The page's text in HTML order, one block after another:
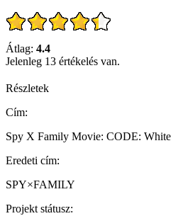
Átlag: 4.4
Jelenleg 13 értékelés van.
Részletek
Cím:
Spy X Family Movie: CODE: White
Eredeti cím:
SPY×FAMILY
Projekt státusz: